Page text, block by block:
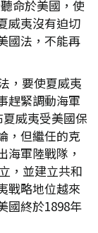
命於美國，使
威夷沒有迫切
國法，不能再
，要使夏威夷
趕緊調動海軍
威夷受美國保
，但繼任的克
海軍陸戰隊，
，並建立共和
戰略地位越來
國終於1898年